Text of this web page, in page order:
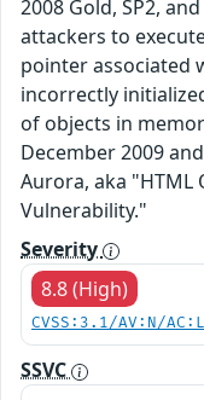
2008 Gold, SP2,
attackers to
pointer associated
incorrectly
of objects in
December 2009
Aurora, aka
Vulnerability."
Severity
8.8 (High)
CVSS:3.1/AV:N/
SSVC